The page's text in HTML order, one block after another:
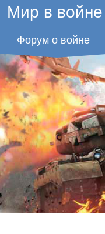
Мир в войне
Форум о войне